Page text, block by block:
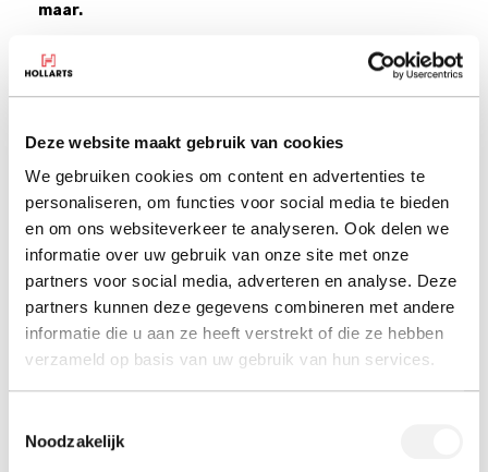
Deze website maakt gebruik van cookies
We gebruiken cookies om content en advertenties te
personaliseren, om functies voor social media te bieden
en om ons websiteverkeer te analyseren. Ook delen we
informatie over uw gebruik van onze site met onze
partners voor social media, adverteren en analyse. Deze
partners kunnen deze gegevens combineren met andere
informatie die u aan ze heeft verstrekt of die ze hebben
verzameld op basis van uw gebruik van hun services.
Noodzakelijk
maar.
Daaruit volgde een redesign van ons logo en een nieuwe
gaat zo’n transformatie (van visie naar een kunststof
product) niet over een nacht ijs. Dat is een proces
waarvoor we een gestructureerde aanpak hebben.
Die
maakten we duidelijk aan de hand van een
animatie.
Ten slotte maakten we het visuele plaatje compleet met
professionele fotografie van onze producten, onze
productie en natuurlijk van onze mensen.